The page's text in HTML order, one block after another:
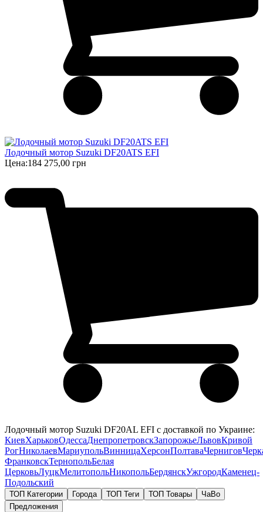
Лодочный мотор Suzuki DF20ATS EFI
Цена:184 275,00 грн
Лодочный мотор Suzuki DF20AL EFI с доставкой по Украине:
КиевХарьковОдессаДнепропетровскЗапорожьеЛьвовКривой
РогНиколаевМариупольВинницаХерсонПолтаваЧернигов
ФранковскТернопольБелая
ЦерковьЛуцкМелитопольНикопольБердянскУжгородКаменец-
Подольский
ТОП Категории Города ТОП Теги ТОП Товары
ЧаВо
Предложения